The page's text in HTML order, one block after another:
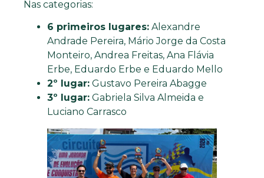
Nas categorias:
6 primeiros lugares: Alexandre
Andrade Pereira, Mário Jorge da Costa
Monteiro, Andrea Freitas, Ana Flávia
Erbe, Eduardo Erbe e Eduardo Mello
2º lugar: Gustavo Pereira Abagge
3º lugar: Gabriela Silva Almeida e
Luciano Carrasco